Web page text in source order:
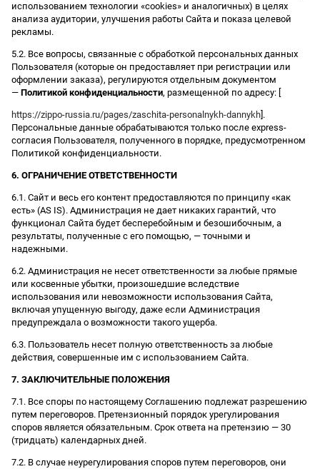
использованием технологии «cookies» и аналогичных) в целях
анализа аудитории, улучшения работы Сайта и показа целевой
рекламы.
5.2. Все вопросы, связанные с обработкой персональных данных
Пользователя (которые он предоставляет при регистрации или
оформлении заказа), регулируются отдельным документом
— Политикой конфиденциальности, размещенной по адресу: [
https://zippo-russia.ru/pages/zaschita-personalnykh-dannykh ].
Персональные данные обрабатываются только после express-
согласия Пользователя, полученного в порядке, предусмотренном
Политикой конфиденциальности.
6. ОГРАНИЧЕНИЕ ОТВЕТСТВЕННОСТИ
6.1. Сайт и весь его контент предоставляются по принципу «как
есть» (AS IS). Администрация не дает никаких гарантий, что
функционал Сайта будет бесперебойным и безошибочным, а
результаты, полученные с его помощью, — точными и
надежными.
6.2. Администрация не несет ответственности за любые прямые
или косвенные убытки, произошедшие вследствие
использования или невозможности использования Сайта,
включая упущенную выгоду, даже если Администрация
предупреждала о возможности такого ущерба.
6.3. Пользователь несет полную ответственность за любые
действия, совершенные им с использованием Сайта.
7. ЗАКЛЮЧИТЕЛЬНЫЕ ПОЛОЖЕНИЯ
7.1. Все споры по настоящему Соглашению подлежат разрешению
путем переговоров. Претензионный порядок урегулирования
споров является обязательным. Срок ответа на претензию — 30
(тридцать) календарных дней.
7.2. В случае неурегулирования споров путем переговоров, они